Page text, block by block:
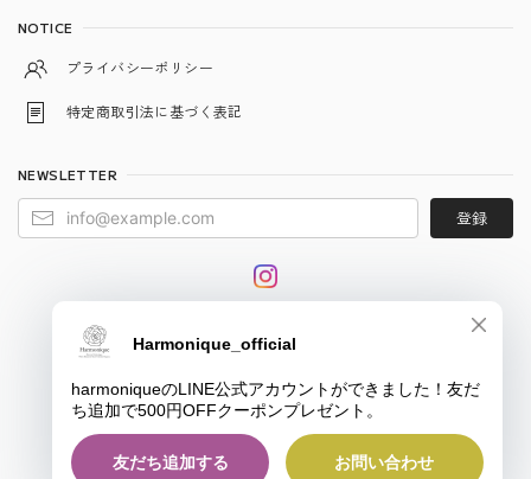
NOTICE
プライバシーポリシー
特定商取引法に基づく表記
NEWSLETTER
登録
© harmonique